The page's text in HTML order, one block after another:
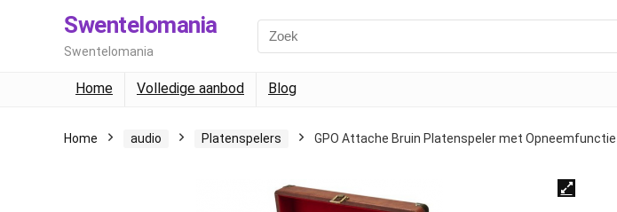
Swentelomania
Swentelomania
Home Volledige aanbod Blog
Home audio Platenspelers GPO Attache Bruin Platenspeler met Opneemfunctie